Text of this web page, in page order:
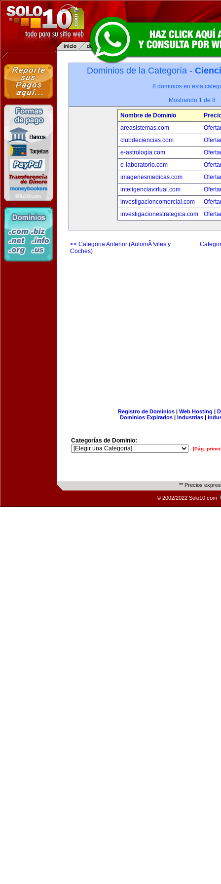
Dominios de la Categoría -
8 dominios en esta
Mostrando 1 de 8
Nombre de Dominio
areasistemas.com
clubdeciencias.com
e-astrologia.com
e-laboratorio.com
imagenesmedicas.com
inteligenciavirtual.com
investigacioncomercial.com
investigacionestrategica.com
<< Categoria Anterior (AutomÃ³viles y
Coches)
Registro de Dominios| Web Hosting |
Dominios Expirados | Industrias |
Categorías de Dominio:
[Pág.
** Precios
© 2002/2022 Solo10.com